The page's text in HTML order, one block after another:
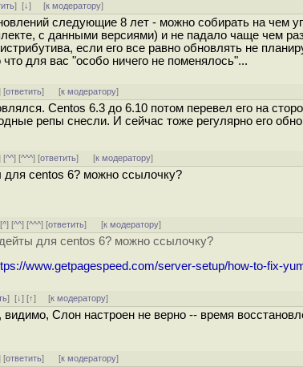
][↓] [к модератору]
следующие 8 лет - можно собирать на чем
с данными версиями) и не падало чаще чем
если его все равно обновлять не
для вас "особо ничего не поменялось"...
[ответить] [к модератору]
Centos 6.3 до 6.10 потом перевел его на
репы снесли. И сейчас тоже регулярно его
[^^] [^^^] [ответить] [к модератору]
для centos 6? можно ссылочку?
^] [^^] [^^^] [ответить] [к модератору]
для centos 6? можно ссылочку?
www.getpagespeed.com/server-setup/how-to-fix-
][↓] [↑] [к модератору]
Слон настроен не верно -- время
[ответить] [к модератору]